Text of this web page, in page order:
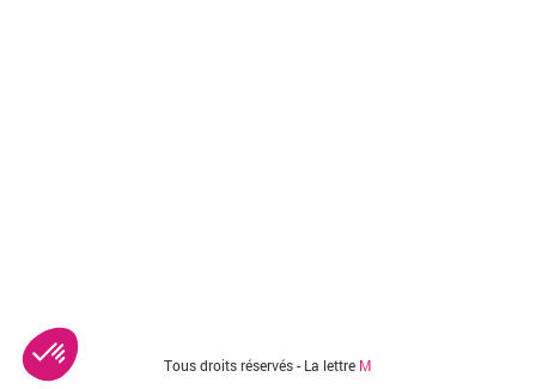
Tous droits réservés - La lettre M